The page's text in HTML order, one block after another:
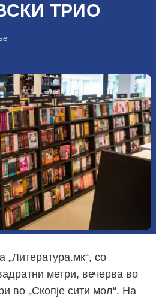
ТРИО
со
метри, вечерва во
во „Скопје сити мол“. На